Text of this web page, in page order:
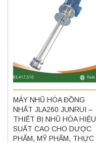
MÁY NHŨ HÓA ĐỒNG
NHẤT JLA260 JUNRUI –
THIẾT BỊ NHŨ HÓA HIỆU
SUẤT CAO CHO DƯỢC
PHẨM, MỸ PHẨM, THỰC